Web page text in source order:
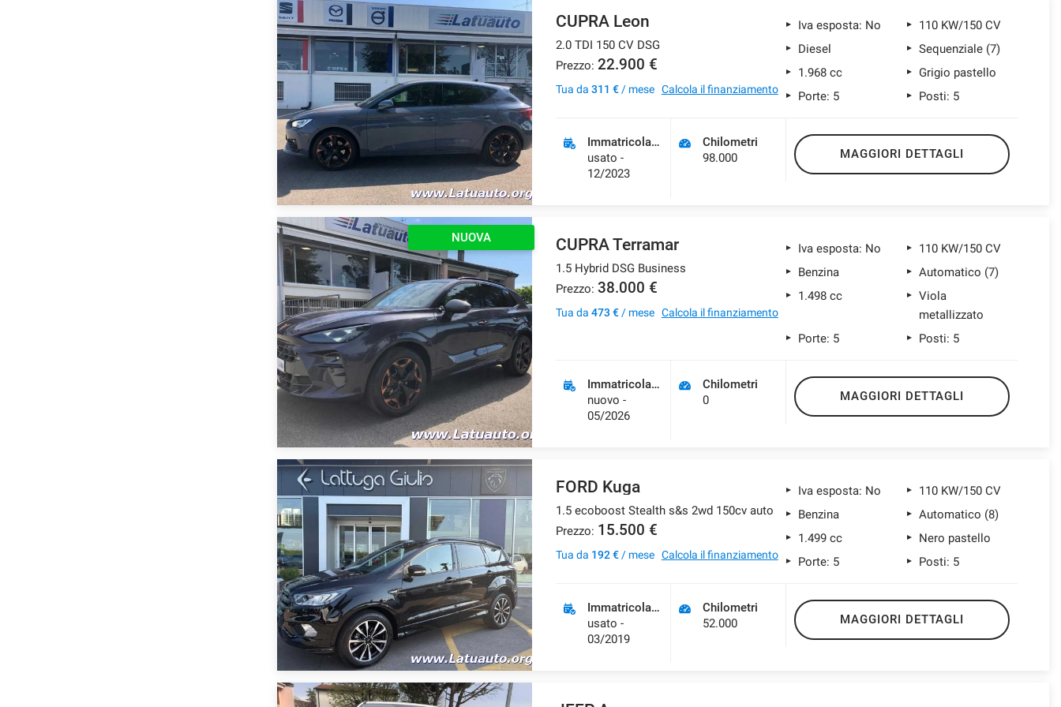
CUPRA Leon
2.0 TDI 150 CV DSG
Prezzo: 22.900 €
Tua da 311 €/ mese Calcola il finanziamento
Iva esposta: No
110 KW/150 CV
Diesel
Sequenziale (7)
1.968 cc
Grigio pastello
Porte: 5
Posti: 5
Immatricolazione
usato -
12/2023
Chilometri
98.000
MAGGIORI DETTAGLI
NUOVA CUPRA Terramar
1.5 Hybrid DSG Business
Prezzo: 38.000 €
Tua da 473 €/ mese Calcola il finanziamento
Iva esposta: No
110 KW/150 CV
Benzina
Automatico (7)
1.498 cc
Viola
metallizzato
Porte: 5
Posti: 5
Immatricolazione
nuovo -
05/2026
Chilometri
0
MAGGIORI DETTAGLI
FORD Kuga
1.5 ecoboost Stealth s&s 2wd 150cv auto
Prezzo: 15.500 €
Tua da 192 €/ mese Calcola il finanziamento
Iva esposta: No
110 KW/150 CV
Benzina
Automatico (8)
1.499 cc
Nero pastello
Porte: 5
Posti: 5
Immatricolazione
usato -
03/2019
Chilometri
52.000
MAGGIORI DETTAGLI